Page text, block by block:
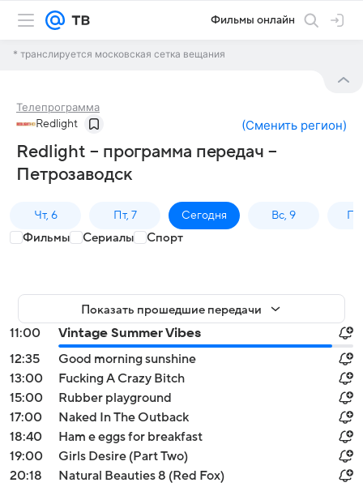
Фильмы онлайн
* транслируется московская сетка вещания
Телепрограмма
Redlight (Сменить регион)
Redlight – программа передач –
Петрозаводск
Чт, 6 Пт, 7 Сегодня Вс, 9
Фильмы Сериалы Спорт
Показать прошедшие передачи
11:00
Vintage Summer Vibes
12:35
Good morning sunshine
13:00
Fucking A Crazy Bitch
15:00
Rubber playground
17:00
Naked In The Outback
18:40
Ham e eggs for breakfast
19:00
Girls Desire (Part Two)
20:18
Natural Beauties 8 (Red Fox)